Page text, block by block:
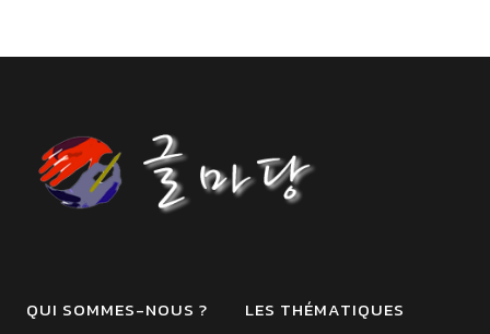
QUI SOMMES-NOUS ? LES THÉMATIQUES